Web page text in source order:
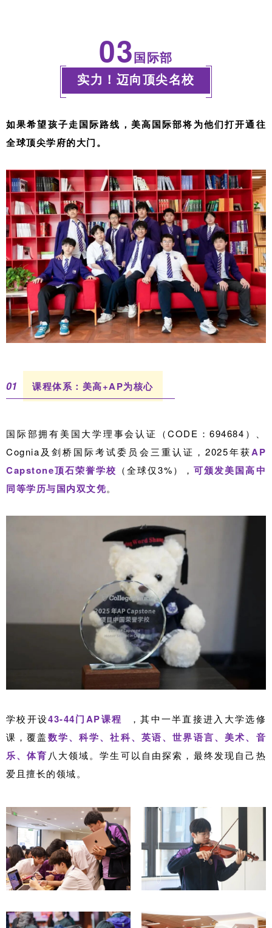
03国际部
实力！迈向顶尖名校
如果希望孩子走国际路线，美高国际部将为他们打开通往
全球顶尖学府的大门。
01 课程体系：美高+AP为核心
国际部拥有美国大学理事会认证（CODE：694684）、
Cognia及剑桥国际考试委员会三重认证，2025年获AP
Capstone顶石荣誉学校 （全球仅3%），可颁发美国高中
同等学历与国内双文凭。
学校开设43-44门AP课程
，其中一半直接进入大学选修
课，覆盖数学、科学、社科、英语、世界语言、美术、音
乐、体育 八大领域。学生可以自由探索，最终发现自己热
爱且擅长的领域。